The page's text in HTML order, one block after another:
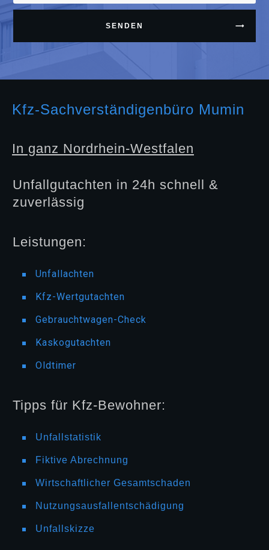
SENDEN
Kfz-Sachverständigenbüro Mumin
In ganz Nordrhein-Westfalen
Unfallgutachten in 24h schnell &
zuverlässig
Leistungen:
Unfallachten
Kfz-Wertgutachten
Gebrauchtwagen-Check
Kaskogutachten
Oldtimer
Tipps für Kfz-Bewohner:
Unfallstatistik
Fiktive Abrechnung
Wirtschaftlicher Gesamtschaden
Nutzungsausfallentschädigung
Unfallskizze